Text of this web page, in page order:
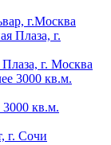
г.Москва
г. Москва
кв.м.